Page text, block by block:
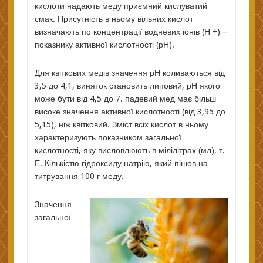
кислоти надають меду приємний кислуватий
смак. Присутність в ньому вільних кислот
визначають по концентрації водневих іонів (Н +) –
показнику активної кислотності (рН).
Для квіткових медів значення рН коливаються від
3,5 до 4,1, виняток становить липовий, рН якого
може бути від 4,5 до 7. падевий мед має більш
високе значення активної кислотності (від 3,95 до
5,15), ніж квітковий. Зміст всіх кислот в ньому
характеризують показником загальної
кислотності, яку висловлюють в мілілітрах (мл), т.
Е. Кількістю гідроксиду натрію, який пішов на
титрування 100 г меду.
Значення
загальної